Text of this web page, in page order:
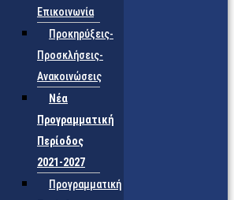
Επικοινωνία
Προκηρύξεις-
Προσκλήσεις-
Ανακοινώσεις
Νέα
Προγραμματική
Περίοδος
2021-2027
Προγραμματική